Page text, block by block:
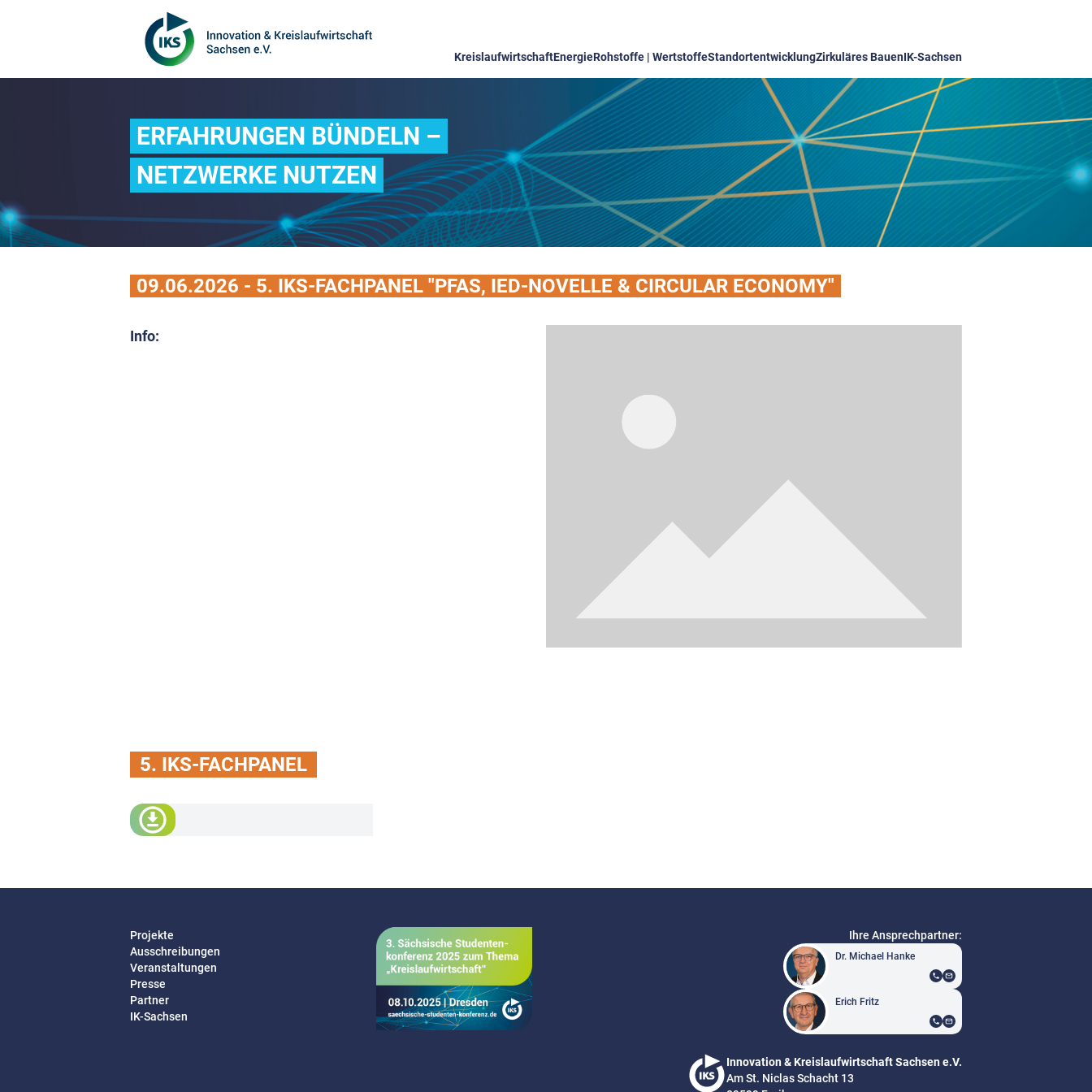
KreislaufwirtschaftEnergieRohstoffe | WertstoffeStandortentwicklungZirkuläres BauenIK-Sachsen
ERFAHRUNGEN BÜNDELN –
NETZWERKE NUTZEN
09.06.2026 - 5. IKS-FACHPANEL "PFAS, IED-NOVELLE & CIRCULAR ECONOMY"
Info:
5. IKS-FACHPANEL
Projekte
Ausschreibungen
Veranstaltungen
Presse
Partner
IK-Sachsen
Ihre Ansprechpartner:
Dr. Michael Hanke
Erich Fritz
Innovation & Kreislaufwirtschaft Sachsen e.V.
Am St. Niclas Schacht 13